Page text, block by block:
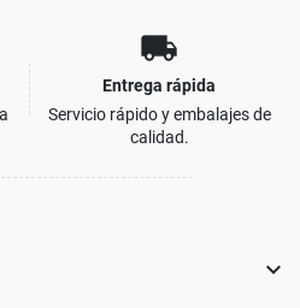
local_shipping
Entrega rápida
Servicio rápido y embalajes de
calidad.
